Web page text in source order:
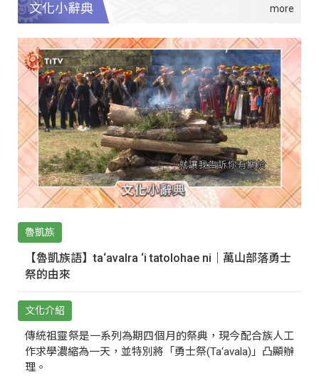
文化小辭典
魯凱族
【魯凱族語】ta‘avalra ‘i tatolohae ni｜萬山部落勇士
祭的由來
文化介紹
傳統祖靈祭是一系列為期四個月的祭典，現今配合族人工
作求學濃縮為一天，並特別將「勇士祭(Ta‘avala)」凸顯辦
理。